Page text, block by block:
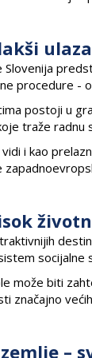
procedure -
postoji u
traže radnu
i kao
može biti
značajno
–